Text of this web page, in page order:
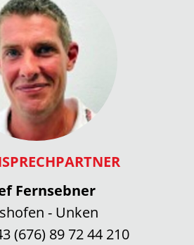
Fernsebner
- Unken
(676) 89 72 44 210